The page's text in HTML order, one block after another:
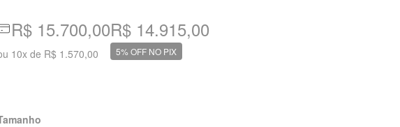
R$ 15.700,00
10xde R$ 1.570,00
R$ 14.915,00
5% OFF NO PIX